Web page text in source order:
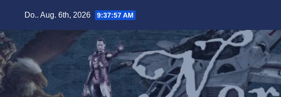
springen
Do.. Aug. 6th, 2026 9:37:58 AM